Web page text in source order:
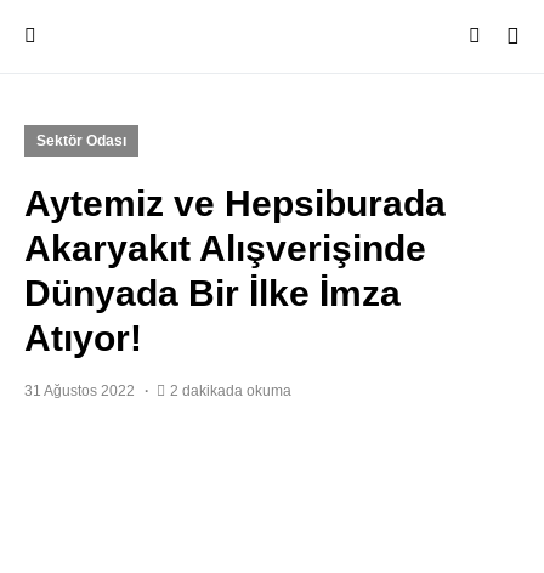
Sektör Odası
Aytemiz ve Hepsiburada
Akaryakıt Alışverişinde
Dünyada Bir İlke İmza
Atıyor!
31 Ağustos 2022 2 dakikada okuma